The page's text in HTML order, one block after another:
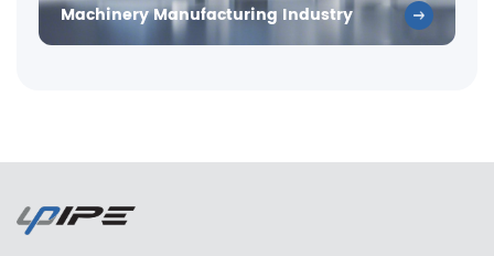
Machinery Manufacturing Industry